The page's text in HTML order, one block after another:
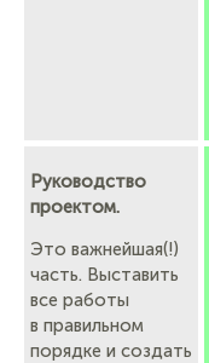
Руководство
проектом.
Это важнейшая(!)
часть. Выставить
все работы
в правильном
порядке и создать